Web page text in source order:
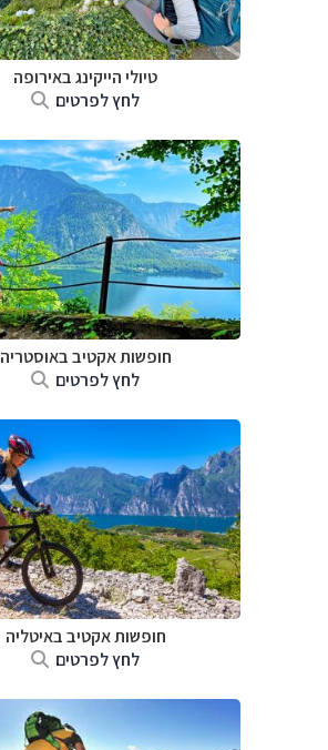
טיולי הייקינג באירופה
לחץ לפרטים
חופשות אקטיב באוסטריה
לחץ לפרטים
חופשות אקטיב באיטליה
לחץ לפרטים